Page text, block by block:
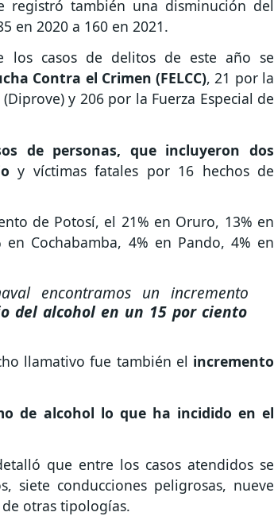
registró también una disminución del
en 2020 a 160 en 2021.
los casos de delitos de este año se
Contra el Crimen (FELCC), 21 por la
y 206 por la Fuerza Especial de
de personas, que incluyeron dos
y víctimas fatales por 16 hechos de
de Potosí, el 21% en Oruro, 13% en
Cochabamba, 4% en Pando, 4% en
encontramos un incremento
del alcohol en un 15 por ciento
llamativo fue también el incremento
de alcohol lo que ha incidido en el
que entre los casos atendidos se
siete conducciones peligrosas, nueve
otras tipologías.